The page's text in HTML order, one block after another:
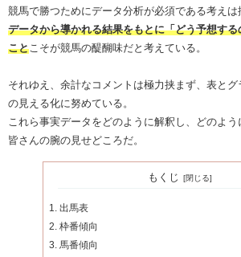
競馬で勝つためにデータ分析が必須である考えは
データから導かれる結果をもとに「どう予想す
ことこそが競馬の醍醐味だと考えている。
それゆえ、余計なコメントは極力挟まず、表と
の見える化に努めている。
これら事実データをどのように解釈し、どのよ
皆さんの腕の見せどころだ。
もくじ
出馬表
枠番傾向
馬番傾向